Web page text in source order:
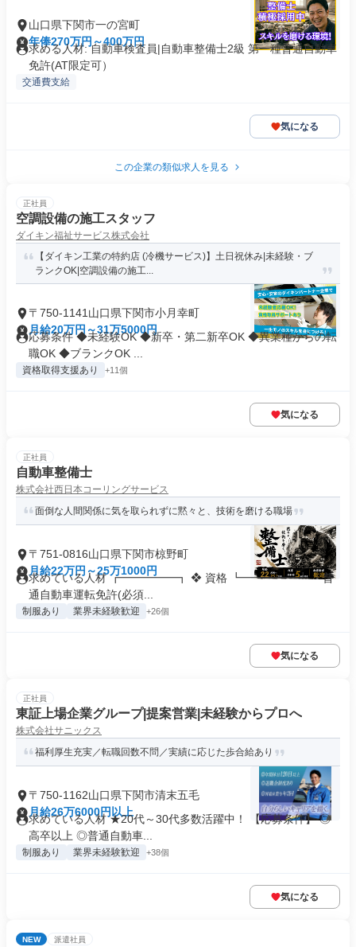
山口県下関市一の宮町
年俸270万円～400万円
求める人材: 自動車検査員|自動車整備士2級 第一種普通自動車
免許(AT限定可）
交通費支給
気になる
この企業の類似求人を見る
正社員
空調設備の施工スタッフ
ダイキン福祉サービス株式会社
【ダイキン工業の特約店 (冷機サービス)】土日祝休み|未経験・ブ
ランクOK|空調設備の施工...
〒750-1141山口県下関市小月幸町
月給20万円～31万5000円
応募条件 ◆未経験OK ◆新卒・第二新卒OK ◆異業種からの転
職OK ◆ブランクOK ...
資格取得支援あり +11個
気になる
正社員
自動車整備士
株式会社西日本コーリングサービス
面倒な人間関係に気を取られずに黙々と、技術を磨ける職場
〒751-0816山口県下関市椋野町
月給22万円～25万1000円
求めている人材 ┏━━━━━┓ ❖ 資格 ┗━━━━━┛ ・普
通自動車運転免許(必須...
制服あり 業界未経験歓迎 +26個
気になる
正社員
東証上場企業グループ|提案営業|未経験からプロへ
株式会社サニックス
福利厚生充実／転職回数不問／実績に応じた歩合給あり
〒750-1162山口県下関市清末五毛
月給26万6000円以上
求めている人材 ★20代～30代多数活躍中！ 【応募条件】 ◎
高卒以上 ◎普通自動車...
制服あり 業界未経験歓迎 +38個
気になる
NEW 派遣社員